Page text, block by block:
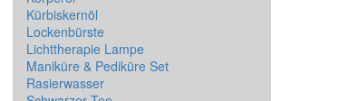
Kürbiskernöl
Lockenbürste
Lichttherapie Lampe
Maniküre & Pediküre Set
Rasierwasser